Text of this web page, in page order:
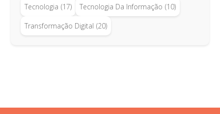
Tecnologia (17) Tecnologia Da Informação (10)
Transformação Digital (20)